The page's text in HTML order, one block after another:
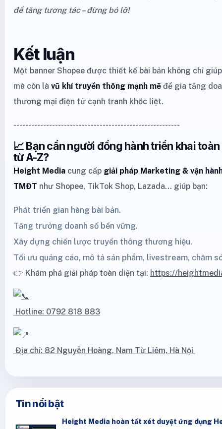
để tăng tương tác – đừng bỏ lỡ!
Kết luận
Một banner Shopee được thiết kế bài bản không chỉ
mà còn là vũ khí truyền thông mạnh mẽ để gia tăng
thương mại điện tử cạnh tranh khốc liệt.
--------------------------------------------------------
📈 Bạn cần người đồng hành triển khai
từ A-Z?
Height Media cung cấp giải pháp Marketing & vận
TMĐT như Shopee, TikTok Shop, Lazada… giúp bạn:
Phát triển gian hàng bài bản.
Tăng trưởng doanh số bền vững.
Xây dựng chiến lược truyền thông thương hiệu.
Tối ưu quảng cáo, mô tả sản phẩm, livestream, chăm
👉 Khám phá giải pháp toàn diện tại: https://
Hotline: 0792 818 883
Địa chỉ: 82 Nguyễn Hoàng, Nam Từ Liêm, Hà Nội
Tin nổi bật
Height Media hoàn tất xét duyệt ứng dụng